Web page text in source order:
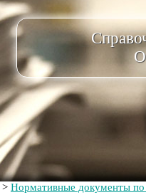
> Нормативные документы по